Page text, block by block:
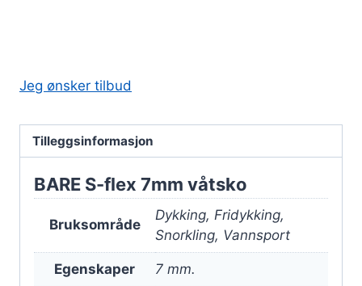
Jeg ønsker tilbud
Tilleggsinformasjon
BARE S-flex 7mm våtsko
Bruksområde
Dykking, Fridykking,
Snorkling, Vannsport
Egenskaper 7 mm.